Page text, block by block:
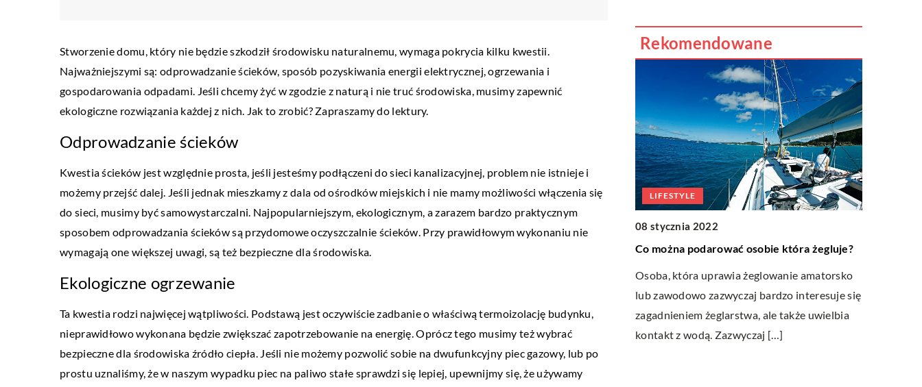
Stworzenie domu, który nie będzie szkodził środowisku naturalnemu, wymaga pokrycia kilku kwestii.
Najważniejszymi są: odprowadzanie ścieków, sposób pozyskiwania energii elektrycznej, ogrzewania i
gospodarowania odpadami. Jeśli chcemy żyć w zgodzie z naturą i nie truć środowiska, musimy zapewnić
ekologiczne rozwiązania każdej z nich. Jak to zrobić? Zapraszamy do lektury.
Odprowadzanie ścieków
Kwestia ścieków jest względnie prosta, jeśli jesteśmy podłączeni do sieci kanalizacyjnej, problem nie istnieje i
możemy przejść dalej. Jeśli jednak mieszkamy z dala od ośrodków miejskich i nie mamy możliwości włączenia się
do sieci, musimy być samowystarczalni. Najpopularniejszym, ekologicznym, a zarazem bardzo praktycznym
sposobem odprowadzania ścieków są przydomowe oczyszczalnie ścieków. Przy prawidłowym wykonaniu nie
wymagają one większej uwagi, są też bezpieczne dla środowiska.
Ekologiczne ogrzewanie
Ta kwestia rodzi najwięcej wątpliwości. Podstawą jest oczywiście zadbanie o właściwą termoizolację budynku,
nieprawidłowo wykonana będzie zwiększać zapotrzebowanie na energię. Oprócz tego musimy też wybrać
bezpieczne dla środowiska źródło ciepła. Jeśli nie możemy pozwolić sobie na dwufunkcyjny piec gazowy, lub po
prostu uznaliśmy, że w naszym wypadku piec na paliwo stałe sprawdzi się lepiej, upewnijmy się, że używamy
Rekomendowane
18 maja 2021
Z czyją pomocą można wrócić do sportowej
LIFESTYLE
13 września 2021
obecnych czasach to prosta sprawa. Wybór
czasomierzy jest jednak tak duży, że nawet […]
LIFESTYLE
08 stycznia 2022
Co można podarować osobie która żegluje?
Osoba, która uprawia żeglowanie amatorsko
lub zawodowo zazwyczaj bardzo interesuje się
zagadnieniem żeglarstwa, ale także uwielbia
kontakt z wodą. Zazwyczaj […]